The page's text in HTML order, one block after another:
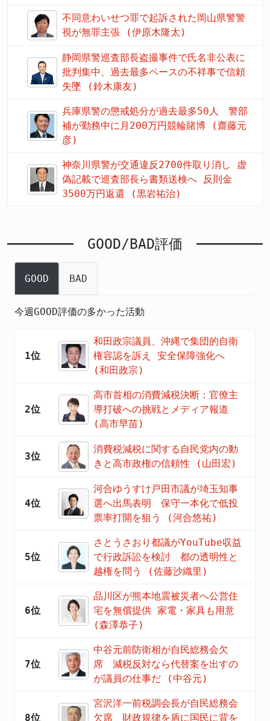
不同意わいせつ罪で起訴された岡山県警警
視が無罪主張 (伊原木隆太)
静岡県警巡査部長盗撮事件で氏名非公表に
批判集中、過去最多ペースの不祥事で信頼
失墜 (鈴木康友)
兵庫県警の懲戒処分が過去最多50人 警部
補が勤務中に月200万円競輪賭博 (齋藤元
彦)
神奈川県警が交通違反2700件取り消し 虚
偽記載で巡査部長ら書類送検へ 反則金
3500万円返還 (黒岩祐治)
GOOD/BAD評価
GOOD BAD
今週GOOD評価の多かった活動
1位
和田政宗議員、沖縄で集団的自衛
権容認を訴え 安全保障強化へ
(和田政宗)
2位
高市首相の消費減税決断：官僚主
導打破への挑戦とメディア報道
(高市早苗)
3位
消費税減税に関する自民党内の動
きと高市政権の信頼性 (山田宏)
4位
河合ゆうすけ戸田市議が埼玉知事
選へ出馬表明 保守一本化で低投
票率打開を狙う (河合悠祐)
5位
さとうさおり都議がYouTube収益
で行政訴訟を検討 都の透明性と
越権を問う (佐藤沙織里)
6位
品川区が熊本地震被災者へ公営住
宅を無償提供 家電・家具も用意
(森澤恭子)
7位
中谷元前防衛相が自民総務会欠
席 減税反対なら代替案を出すの
が議員の仕事だ (中谷元)
8位
宮沢洋一前税調会長が自民総務会
欠席 財政規律を盾に国民に背を